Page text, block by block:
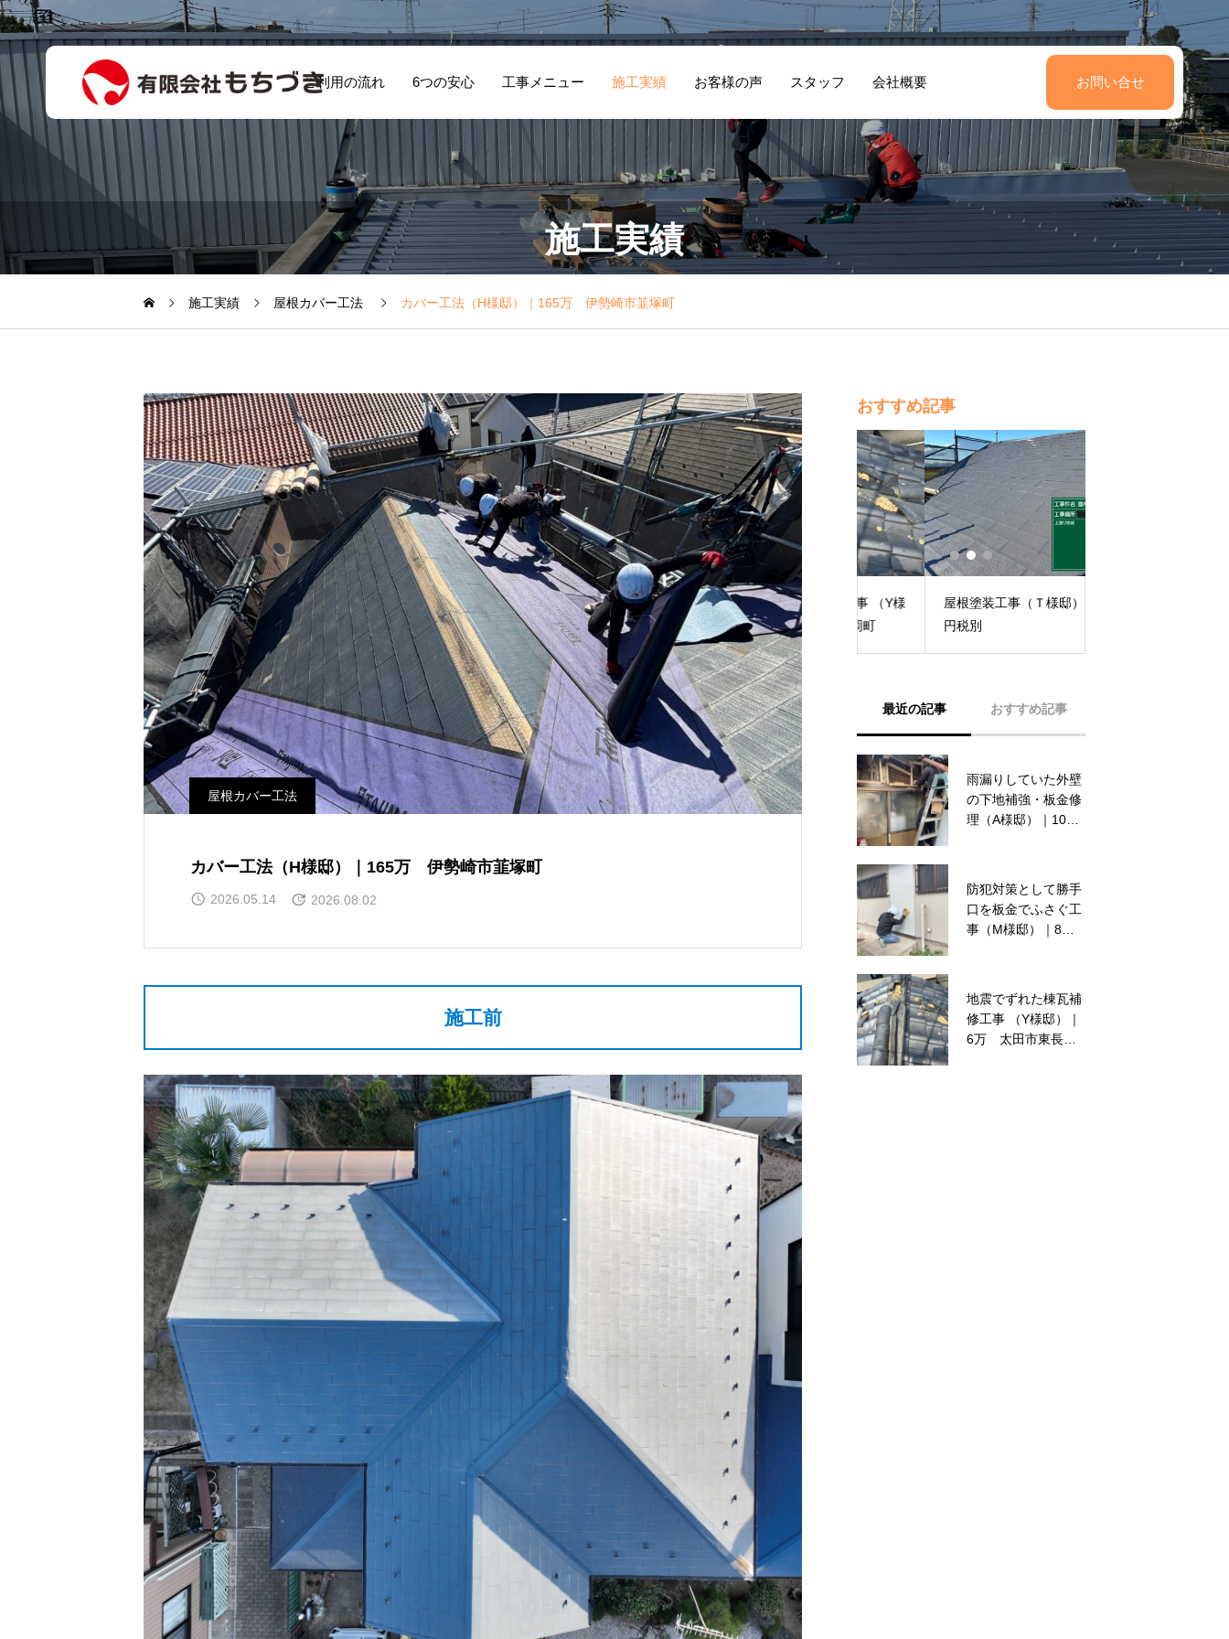
ご利用の流れ 6つの安心 工事メニュー 施工実績 お客様の声 スタッフ 会社概要 お問い合せ
雨漏りしていた外
壁の下地補強・板
金修理（A様邸）
連取町
防犯対策として勝
手口を板金でふさ
ぐ工事（M様邸）
林町二丁目
地震でずれた棟瓦
補修工事 （Y様
邸）｜6万 太田市
雨漏り修繕工事
（K様邸）｜12
万 伊勢崎連取
お客様の声5 お客様の声4 お客様の声3 お客様の声2
施工実績
施工実績 屋根カバー工法 カバー工法（H様邸）｜165万 伊勢崎市韮塚町
屋根カバー工法
カバー工法（H様邸）｜165万 伊勢崎市韮塚町
2026.05.14 2026.08.02
施工前
おすすめ記事
地震でずれた棟瓦補修工事 （Y様
邸）｜6万 太田市東長岡町
屋根塗装工事（Ｔ様邸）｜38万
最近の記事 おすすめ記事
雨漏りしていた外壁
の下地補強・板金修
理（A様邸）｜10
防犯対策として勝手
口を板金でふさぐ工
事（M様邸）｜8
地震でずれた棟瓦補
修工事 （Y様邸）｜
6万 太田市東長岡
外壁修繕工事（E
様）｜15万円
波板屋根修繕工事
（O様邸）｜30万円
税別
ガラス交換（T様
邸）｜3万円 伊勢
崎市富塚町